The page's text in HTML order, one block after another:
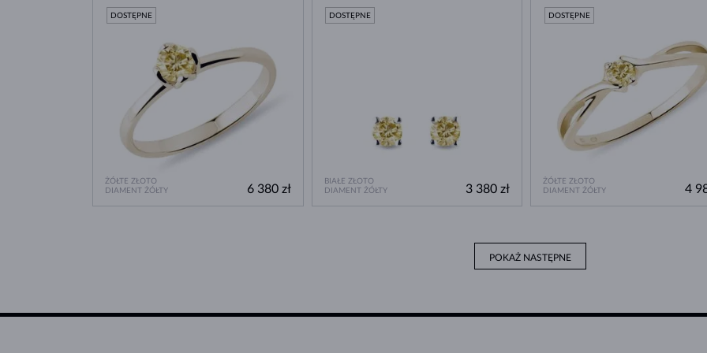
ŻÓŁTE ZŁOTO
DIAMENT ŻÓŁTY
DOSTĘPNE
6 380 zł
BIAŁE ZŁOTO
DIAMENT ŻÓŁTY
DOSTĘPNE
3 380 zł
ŻÓŁTE ZŁOTO
DIAMENT ŻÓŁTY
DOSTĘPNE
4
POKAŻ NASTĘPNE